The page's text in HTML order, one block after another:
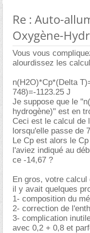
Re : Auto-
Oxygène-
Vous vous
alourdissez les
n(H2O)*Cp*(Delta
748)=-1123.25 J
Je suppose que le
hydrogène)" est en
Ceci est le calcul de
lorsqu'elle passe de
Le Cp est alors le
l'aviez indiqué au
ce -14,67 ?
En gros, votre calcul
il y avait quelques
1- composition du
2- correction de
3- complication
avec 0,2 + 0,8 et